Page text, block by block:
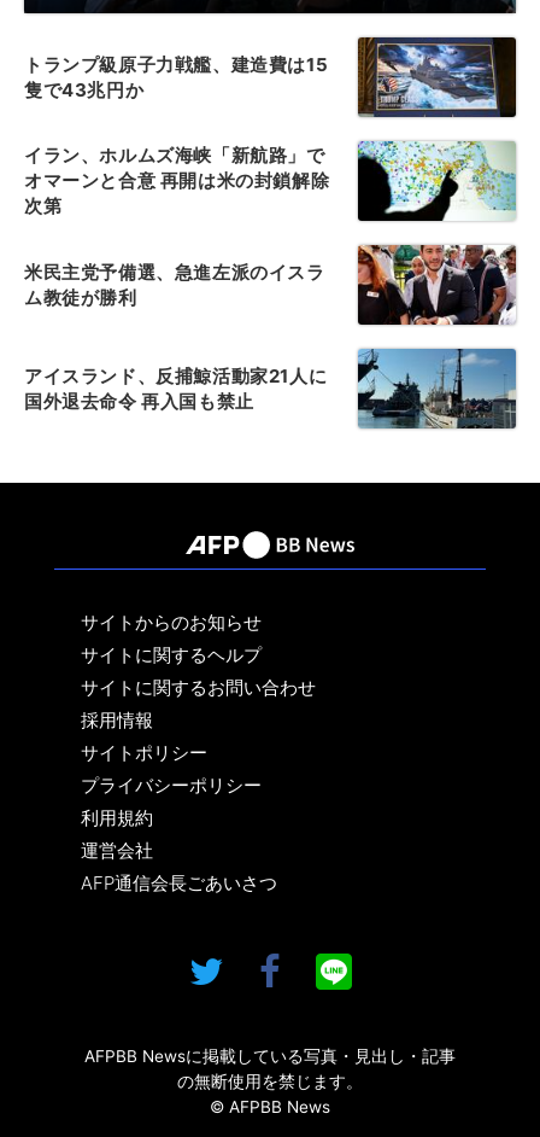
トランプ級原子力戦艦、建造費は15
隻で43兆円か
イラン、ホルムズ海峡「新航路」で
オマーンと合意 再開は米の封鎖解除
次第
米民主党予備選、急進左派のイスラ
ム教徒が勝利
アイスランド、反捕鯨活動家21人に
国外退去命令 再入国も禁止
サイトからのお知らせ
サイトに関するヘルプ
サイトに関するお問い合わせ
採用情報
サイトポリシー
プライバシーポリシー
利用規約
運営会社
AFP通信会長ごあいさつ
AFPBB Newsに掲載している写真・見出し・記事
の無断使用を禁じます。
© AFPBB News